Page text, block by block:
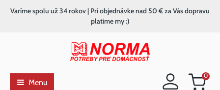
Nákupný
0
Varíme spolu už 34 rokov | Pri objednávke nad 50 € za Vás dopravu
platíme my :)
Menu